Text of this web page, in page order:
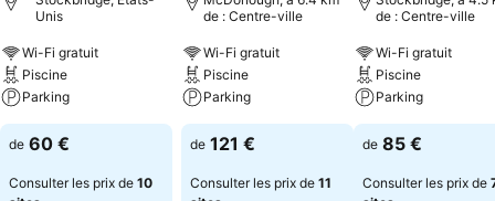
Unis
Wi-Fi gratuit
Piscine
Parking
de 60 €
Consulter les prix de 10
de : Centre-ville
Wi-Fi gratuit
Piscine
Parking
de 121 €
Consulter les prix de 11
de : Centre-ville
Wi-Fi gratuit
Piscine
Parking
de 85 €
Consulter les prix de